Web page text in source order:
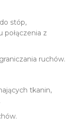
stóp,
z
ruchów.
tkanin,